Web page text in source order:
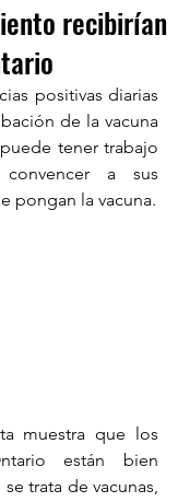
recibirían
positivas diarias
de la vacuna
tener trabajo
a sus
pongan la vacuna.
muestra que los
están bien
trata de vacunas,